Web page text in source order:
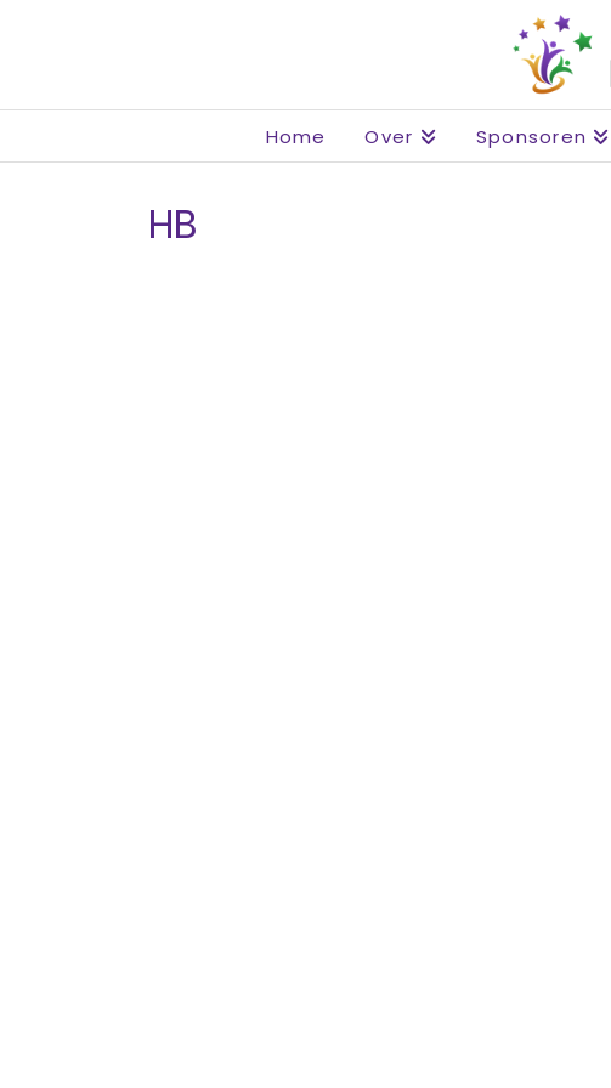
Home Over Sponsoren
HB